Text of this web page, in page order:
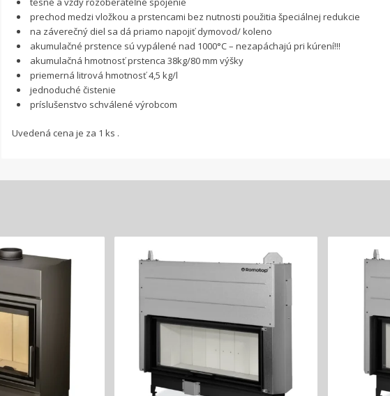
prechod medzi vložkou a prstencami bez nutnosti použitia špeciálnej redukcie
na záverečný diel sa dá priamo napojiť dymovod/ koleno
akumulačné prstence sú vypálené nad 1000°C – nezapáchajú pri kúrení!!!
akumulačná hmotnosť prstenca 38kg/80 mm výšky
priemerná litrová hmotnosť 4,5 kg/l
jednoduché čistenie
príslušenstvo schválené výrobcom
Uvedená cena je za 1 ks .